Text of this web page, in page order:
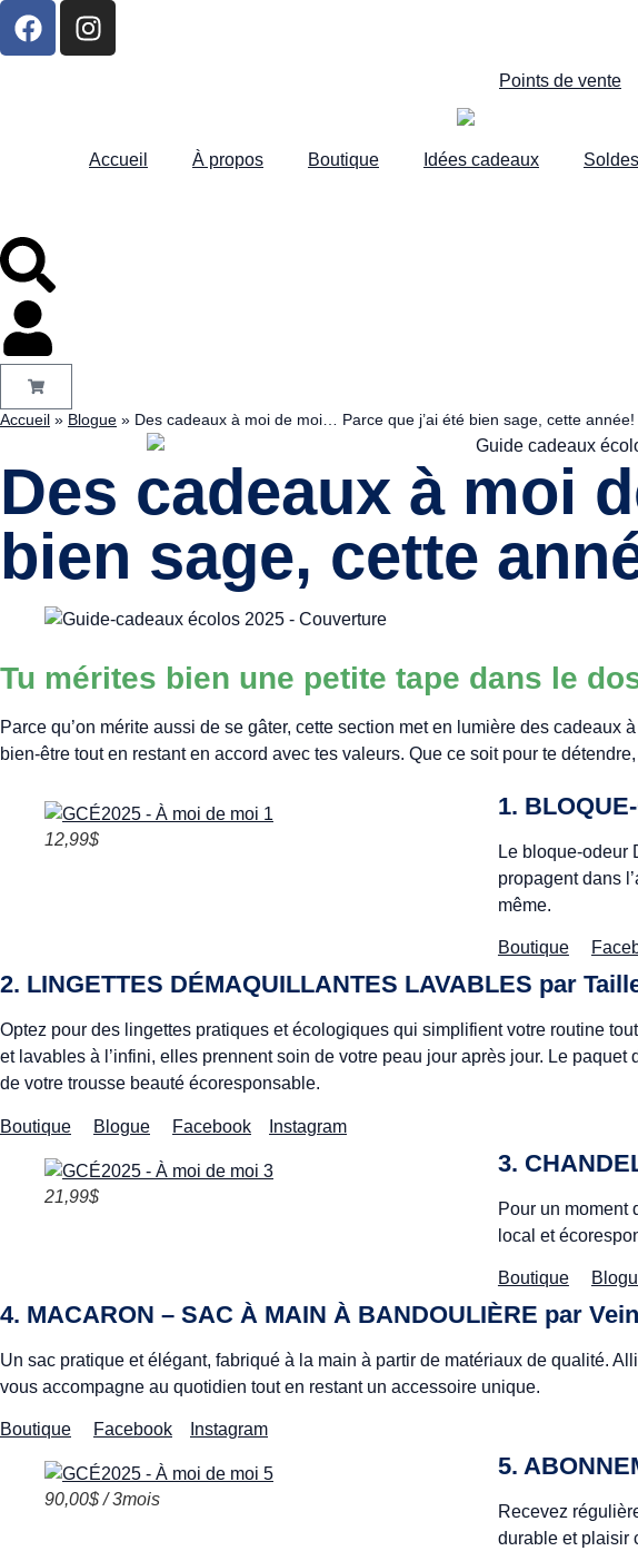
Points de vente
Accueil À propos Boutique Idées cadeaux Soldes
Accueil » Blogue » Des cadeaux à moi de moi… Parce que j’ai été bien sage, cette année!
Des cadeaux à moi
bien sage, cette
Tu mérites bien une petite tape dans le
Parce qu’on mérite aussi de se gâter, cette section met en lumière des
bien-être tout en restant en accord avec tes valeurs. Que ce soit pour te
12,99$
1.
Le bloque-odeur
propagent dans
même.
Boutique
2. LINGETTES DÉMAQUILLANTES LAVABLES par
Optez pour des lingettes pratiques et écologiques qui simplifient votre routine
et lavables à l’infini, elles prennent soin de votre peau jour après jour. Le
de votre trousse beauté écoresponsable.
Boutique Blogue Facebook Instagram
21,99$
3.
Pour un moment
local et
Boutique
4. MACARON – SAC À MAIN À BANDOULIÈRE par
Un sac pratique et élégant, fabriqué à la main à partir de matériaux de qualité.
vous accompagne au quotidien tout en restant un accessoire unique.
Boutique Facebook Instagram
90,00$ / 3mois
5.
Recevez
durable et plaisir